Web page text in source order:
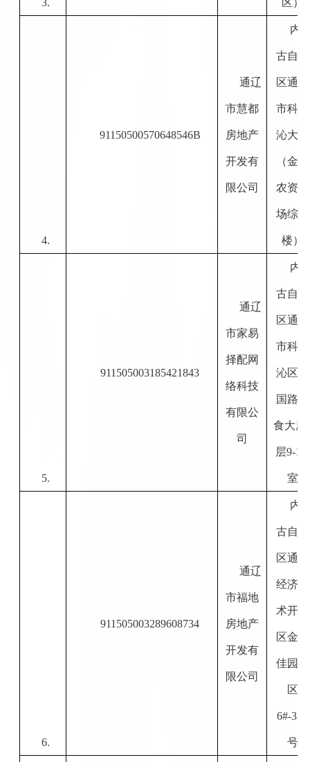
4.
91150500570648546B
通辽
市慧都
房地产
开发有
限公司
内
古自治
区通辽
市科尔
沁大街
（金桥
农资市
场综合
楼）
5.
911505003185421843
通辽
市家易
择配网
络科技
有限公
司
内
古自治
区通辽
市科尔
沁区建
国路粮
食大厦
层9-1-0
室
6.
911505003289608734
通辽
市福地
房地产
开发有
限公司
内
古自治
区通辽
经济技
术开发
区金地
佳园小
区
6#-331
号